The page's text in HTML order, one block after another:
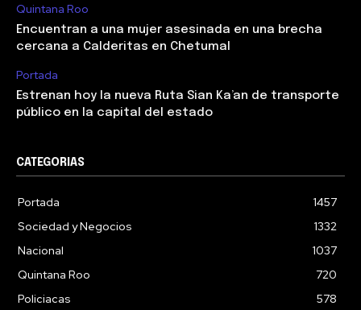
Quintana Roo
Encuentran a una mujer asesinada en una brecha
cercana a Calderitas en Chetumal
Portada
Estrenan hoy la nueva Ruta Sian Ka’an de transporte
público en la capital del estado
CATEGORIAS
Portada
1457
Sociedad y Negocios
1332
Nacional
1037
Quintana Roo
720
Policiacas
578